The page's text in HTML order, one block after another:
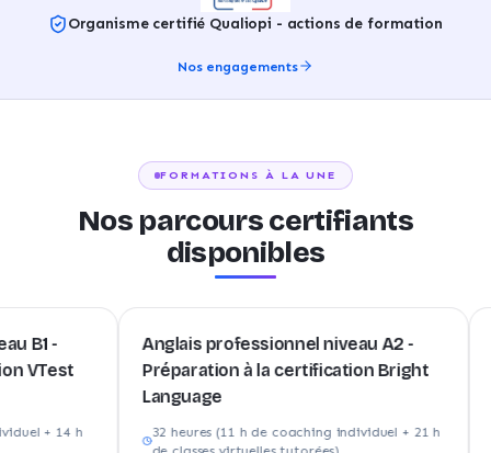
Organisme certifié Qualiopi - actions de formation
Nos engagements
FORMATIONS À LA UNE
Nos parcours certifiants
disponibles
h
Anglais professionnel niveau A2 -
Préparation à la certification Bright
Language
32 heures (11 h de coaching individuel + 21 h